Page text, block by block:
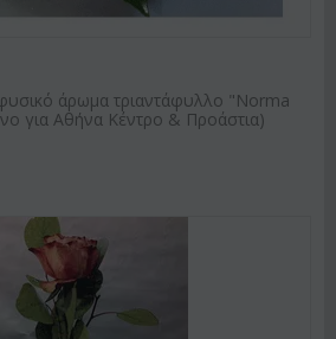
άρωμα τριαντάφυλλο "Norma
για Αθήνα Κέντρο & Προάστια)